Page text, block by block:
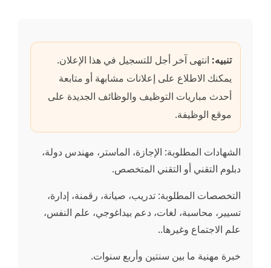
تنبيه: انتهى آخر أجل للتسجيل في هذا الإعلان.
يمكنك الاطلاع على إعلانات مشابهة أو متابعة
أحدث مباريات التوظيف والوظائف الجديدة على
موقع الوظيفة.
الشهادات المطلوبة: الإجازة، الماستر، مهندس دولة،
دبلوم التقني أو التقني المتخصص.
التخصصات المطلوبة: تدريب، صيانة، رقمنة، إدارة،
تسيير، محاسبة، لغات، دعم بيداغوجي، علم النفس،
علم الاجتماع وغيرها..
خبرة مهنية ما بين سنتين وأربع سنوات.